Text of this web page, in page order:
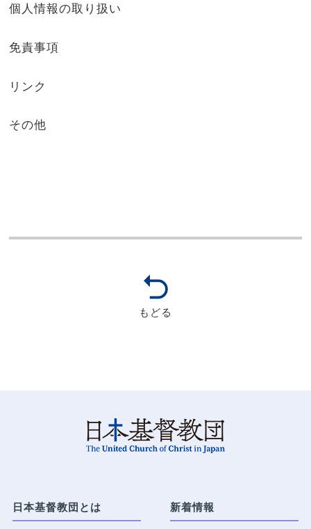
個人情報の取り扱い
免責事項
リンク
その他
もどる
日本基督教団とは 新着情報